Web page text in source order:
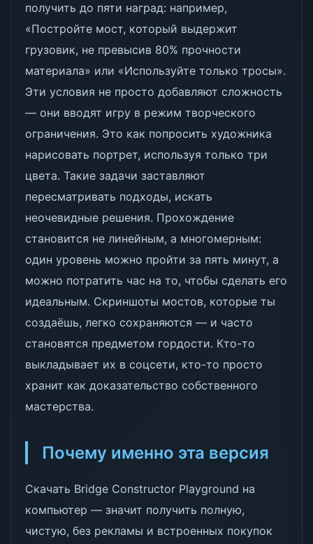
получить до пяти наград: например,
«Постройте мост, который выдержит
грузовик, не превысив 80% прочности
материала» или «Используйте только тросы».
Эти условия не просто добавляют сложность
— они вводят игру в режим творческого
ограничения. Это как попросить художника
нарисовать портрет, используя только три
цвета. Такие задачи заставляют
пересматривать подходы, искать
неочевидные решения. Прохождение
становится не линейным, а многомерным:
один уровень можно пройти за пять минут, а
можно потратить час на то, чтобы сделать его
идеальным. Скриншоты мостов, которые ты
создаёшь, легко сохраняются — и часто
становятся предметом гордости. Кто-то
выкладывает их в соцсети, кто-то просто
хранит как доказательство собственного
мастерства.
Почему именно эта версия
Скачать Bridge Constructor Playground на
компьютер — значит получить полную,
чистую, без рекламы и встроенных покупок